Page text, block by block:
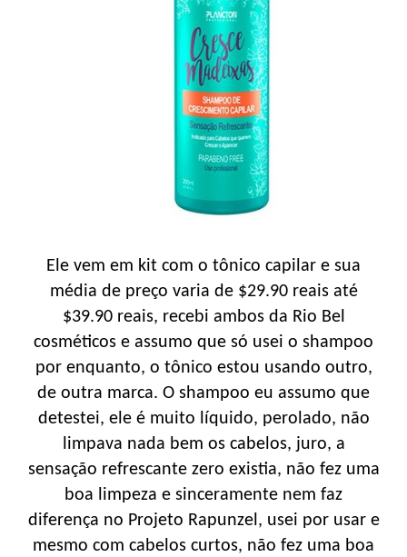
Ele vem em kit com o tônico capilar e sua
média de preço varia de $29.90 reais até
$39.90 reais, recebi ambos da Rio Bel
cosméticos e assumo que só usei o shampoo
por enquanto, o tônico estou usando outro,
de outra marca. O shampoo eu assumo que
detestei, ele é muito líquido, perolado, não
limpava nada bem os cabelos, juro, a
sensação refrescante zero existia, não fez uma
boa limpeza e sinceramente nem faz
diferença no Projeto Rapunzel, usei por usar e
mesmo com cabelos curtos, não fez uma boa